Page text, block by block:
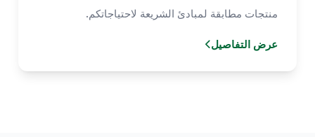
منتجات مطابقة لمبادئ الشريعة لاحتياجاتكم.
عرض التفاصيل